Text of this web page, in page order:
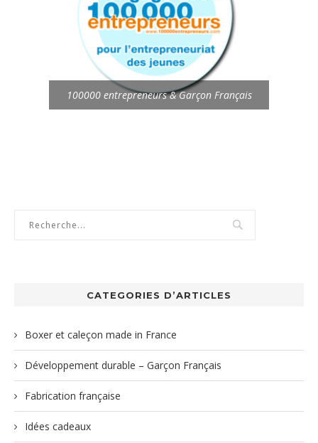
100000 entrepreneurs & Garçon Français
CATEGORIES D’ARTICLES
Boxer et caleçon made in France
Développement durable – Garçon Français
Fabrication française
Idées cadeaux